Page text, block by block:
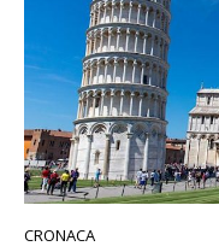
CRONACA